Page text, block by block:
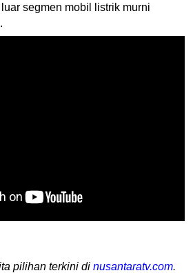
segmen mobil listrik murni
pilihan terkini di nusantaratv.com.